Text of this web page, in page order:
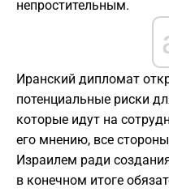
непростительным.
Иранский дипломат
потенциальные риски
которые идут на
его мнению, все
Израилем ради
в конечном итоге